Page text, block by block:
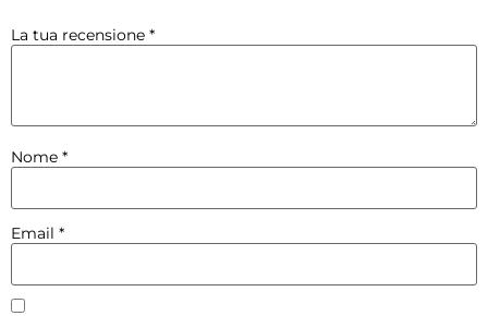
La tua recensione *
Nome *
Email *